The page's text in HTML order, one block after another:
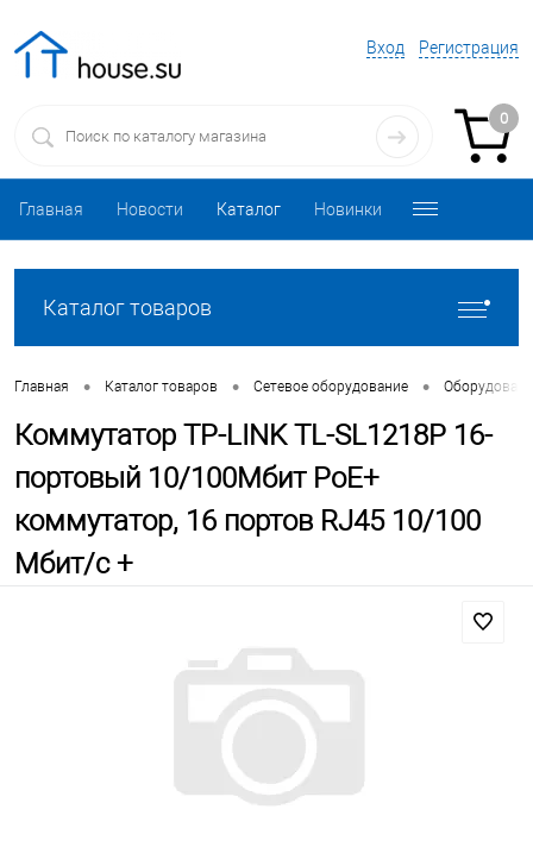
Вход Регистрация
0
Главная Новости Каталог Новинки
Каталог товаров
Главная • Каталог товаров • Сетевое оборудование •
Коммутатор TP-LINK TL-SL1218P 16-
портовый 10/100Мбит PoE+
коммутатор, 16 портов RJ45 10/100
Мбит/с +